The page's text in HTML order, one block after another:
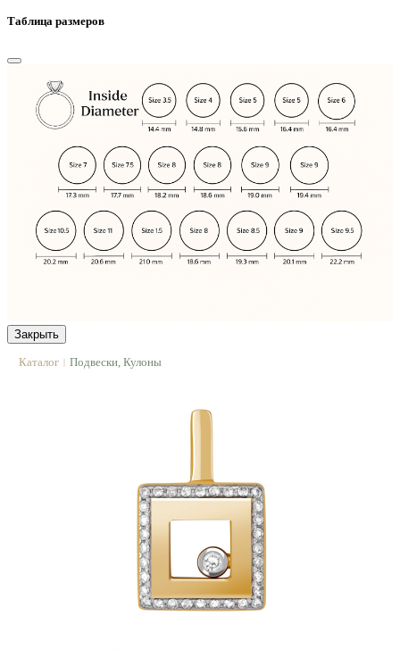
Таблица размеров
Закрыть
Каталог | Подвески, Кулоны